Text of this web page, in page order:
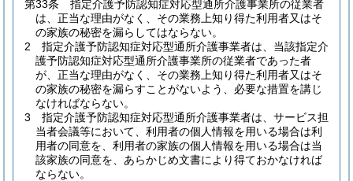
第33条
指定介護予防認知症対応型通所介護事業所の従業者
は、正当な理由がなく、その業務上知り得た利用者又はそ
の家族の秘密を漏らしてはならない。
2
指定介護予防認知症対応型通所介護事業者は、当該指定介
護予防認知症対応型通所介護事業所の従業者であった者
が、正当な理由がなく、その業務上知り得た利用者又はそ
の家族の秘密を漏らすことがないよう、必要な措置を講じ
なければならない。
3
指定介護予防認知症対応型通所介護事業者は、サービス担
当者会議等において、利用者の個人情報を用いる場合は利
用者の同意を、利用者の家族の個人情報を用いる場合は当
該家族の同意を、あらかじめ文書により得ておかなければ
ならない。